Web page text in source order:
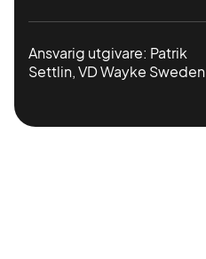
Ansvarig utgivare: Patrik
Settlin, VD Wayke Sweden